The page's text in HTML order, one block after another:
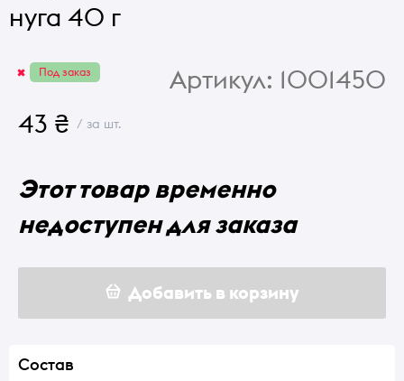
нуга 40 г
Под заказ Артикул: 1001450
43 ₴ / за шт.
Этот товар временно
недоступен для заказа
Добавить в корзину
Состав